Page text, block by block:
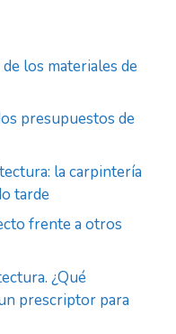
los materiales de
presupuestos de
la carpintería
tarde
frente a otros
¿Qué
prescriptor para